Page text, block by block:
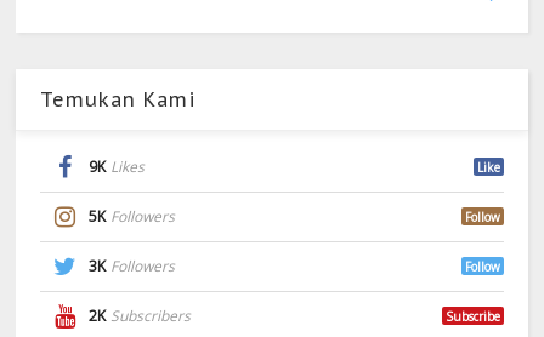
Temukan Kami
9K Likes Like
5K Followers Follow
3K Followers Follow
2K Subscribers Subscribe